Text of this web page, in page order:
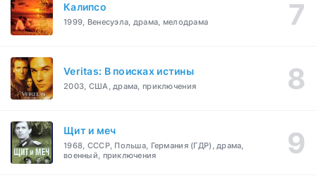
Калипсо
1999, Венесуэла, драма, мелодрама
Veritas: В поисках истины
2003, США, драма, приключения
Щит и меч
1968, СССР, Польша, Германия (ГДР), драма,
военный, приключения